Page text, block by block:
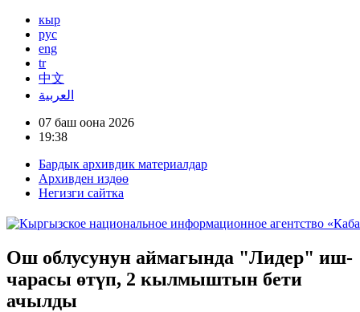
кыр
рус
eng
tr
中文
العربية
07 баш оона 2026
19:38
Бардык архивдик материалдар
Архивден издөө
Негизги сайтка
Ош облусунун аймагында "Лидер" иш-
чарасы өтүп, 2 кылмыштын бети
ачылды